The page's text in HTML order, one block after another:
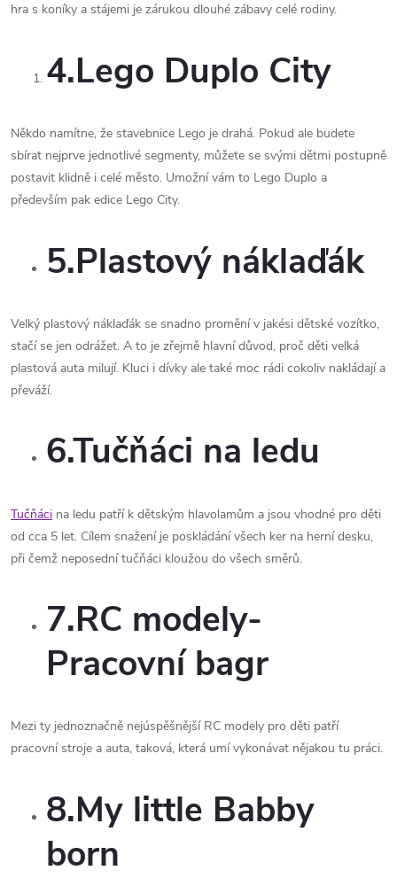
hra s koníky a stájemi je zárukou dlouhé zábavy celé rodiny.
4.Lego Duplo City
Někdo namítne, že stavebnice Lego je drahá. Pokud ale budete
sbírat nejprve jednotlivé segmenty, můžete se svými dětmi postupně
postavit klidně i celé město. Umožní vám to Lego Duplo a
především pak edice Lego City.
5.Plastový náklaďák
Velký plastový náklaďák se snadno promění v jakési dětské vozítko,
stačí se jen odrážet. A to je zřejmě hlavní důvod, proč děti velká
plastová auta milují. Kluci i dívky ale také moc rádi cokoliv nakládají a
převáží.
6.Tučňáci na ledu
Tučňáci na ledu patří k dětským hlavolamům a jsou vhodné pro děti
od cca 5 let. Cílem snažení je poskládání všech ker na herní desku,
při čemž neposední tučňáci kloužou do všech směrů.
7.RC modely-
Pracovní bagr
Mezi ty jednoznačně nejúspěšnější RC modely pro děti patří
pracovní stroje a auta, taková, která umí vykonávat nějakou tu práci.
8.My little Babby
born